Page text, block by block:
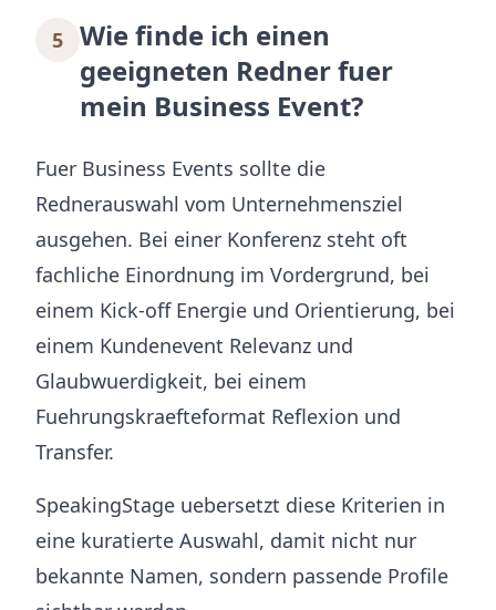
5
Wie finde ich einen
geeigneten Redner fuer
mein Business Event?
Fuer Business Events sollte die
Rednerauswahl vom Unternehmensziel
ausgehen. Bei einer Konferenz steht oft
fachliche Einordnung im Vordergrund, bei
einem Kick-off Energie und Orientierung, bei
einem Kundenevent Relevanz und
Glaubwuerdigkeit, bei einem
Fuehrungskraefteformat Reflexion und
Transfer.
SpeakingStage uebersetzt diese Kriterien in
eine kuratierte Auswahl, damit nicht nur
bekannte Namen, sondern passende Profile